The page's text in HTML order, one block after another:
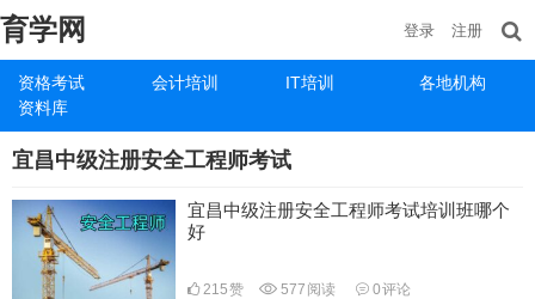
育学网
资格考试 会计培训 IT培训
各地机构
资料库
登录 注册
宜昌中级注册安全工程师考试
宜昌中级注册安全工程师考试培训班哪个
好
215赞 577 阅读 0评论